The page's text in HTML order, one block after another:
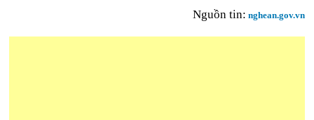
Nguồn tin: nghean.gov.vn